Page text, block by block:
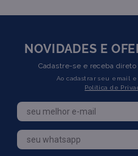
NOVIDADES E
Cadastre-se e receba
Ao cadastrar seu email
Política de